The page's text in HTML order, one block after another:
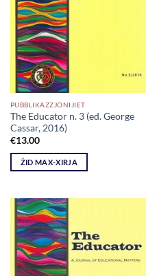
PUBBLIKAZZJONIJIET
The Educator n. 3 (ed. George
Cassar, 2016)
€13.00
ŻID MAX-XIRJA